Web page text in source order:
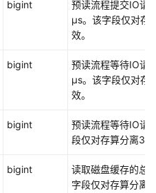
bigint
预读流程提交IO请
μs。该字段仅对存
效。
bigint
预读流程等待IO请
μs。该字段仅对存
效。
bigint
预读流程等待IO请
段仅对存算分离
bigint
读取磁盘缓存的总
字段仅对存算分离